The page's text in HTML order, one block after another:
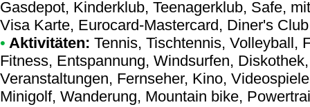
Gasdepot, Kinderklub, Teenagerklub, Safe,
Visa Karte, Eurocard-Mastercard, Diner's Club
• Aktivitäten: Tennis, Tischtennis, Volleyball,
Fitness, Entspannung, Windsurfen,
Veranstaltungen, Fernseher, Kino,
Minigolf, Wanderung, Mountain bike,